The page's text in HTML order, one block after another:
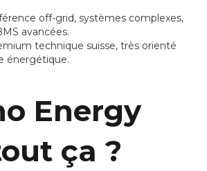
off-grid, systèmes complexes,
avancées.
technique suisse, très orienté
énergétique.
Energy
ça ?